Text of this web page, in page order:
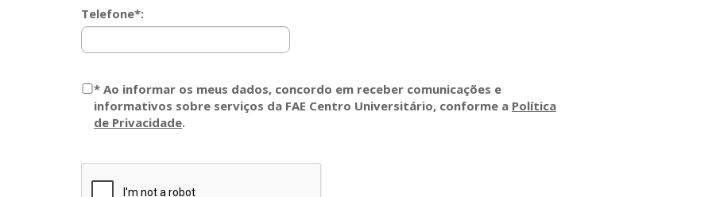
Telefone*:
* Ao informar os meus dados, concordo em receber comunicações e
informativos sobre serviços da FAE Centro Universitário, conforme a Política
de Privacidade.